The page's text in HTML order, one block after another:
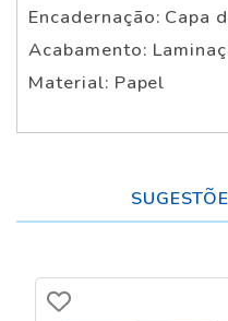
Encadernação: Capa
Acabamento:
Material: Papel